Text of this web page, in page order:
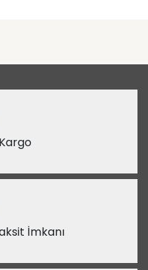
İmkanı